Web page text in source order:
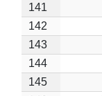
141
142
143
144
145